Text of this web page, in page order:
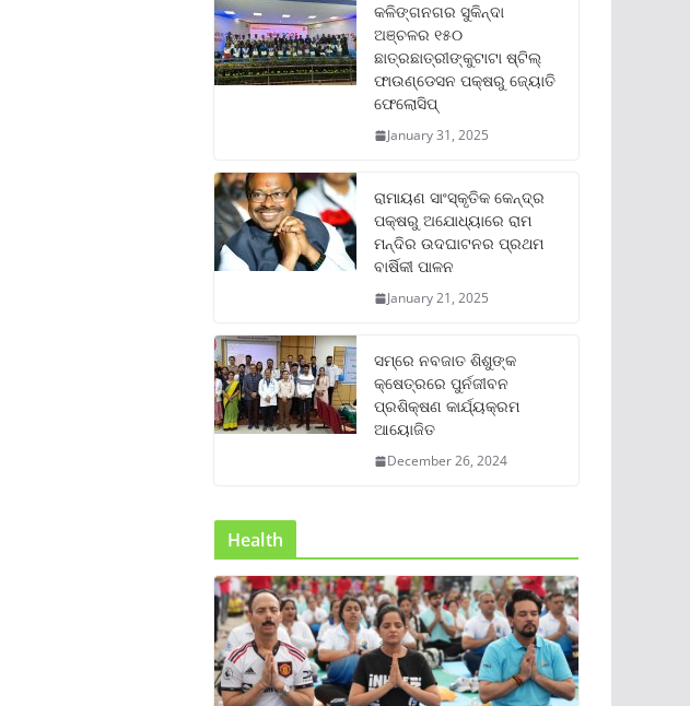
କଳିଙ୍ଗନଗର ସୁକିନ୍ଦା
ଅଞ୍ଚଳର ୧୫୦
ଛାତ୍ରଛାତ୍ରୀଙ୍କୁଟାଟା ଷ୍ଟିଲ୍
ଫାଉଣ୍ଡେସନ ପକ୍ଷରୁ ଜ୍ୟୋତି
ଫେଲୋସିପ୍‌
January 31, 2025
ରାମାୟଣ ସାଂସ୍କୃତିକ କେନ୍ଦ୍ର
ପକ୍ଷରୁ ଅଯୋଧ୍ୟାରେ ରାମ
ମନ୍ଦିର ଉଦଘାଟନର ପ୍ରଥମ
ବାର୍ଷିକୀ ପାଳନ
January 21, 2025
ସମ୍‌ରେ ନବଜାତ ଶିଶୁଙ୍କ
କ୍ଷେତ୍ରରେ ପୁର୍ନଜୀବନ
ପ୍ରଶିକ୍ଷଣ କାର୍ଯ୍ୟକ୍ରମ
ଆୟୋଜିତ
December 26, 2024
Health